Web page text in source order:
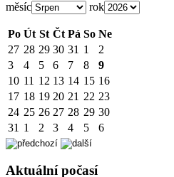
měsíc rok
Po Út St Čt Pá So Ne
27 28 29 30 31 1
2
3
4 5 6 7 8
9
10 11 12 13 14 15 16
17 18 19 20 21 22 23
24 25 26 27 28 29 30
31 1 2 3 4 5 6
Aktuální počasí